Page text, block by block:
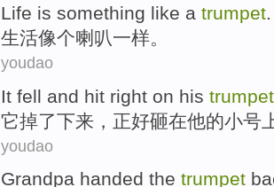
Life is something like a trumpet.
生活像个喇叭一样。
youdao
It fell and hit right on his trumpet
它掉了下来 ，正好砸在他的小号
youdao
Grandpa handed the trumpet